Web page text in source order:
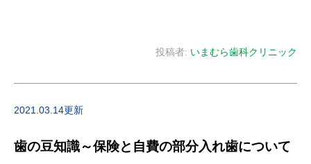
投稿者: いまむら歯科クリニック
2021.03.14更新
歯の豆知識～保険と自費の部分入れ歯について